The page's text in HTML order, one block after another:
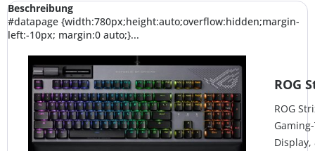
Beschreibung
#datapage {width:780px;height:auto;overflow:hidden;margin-
left:-10px; margin:0 auto;}...
ROG
ROG
Display,